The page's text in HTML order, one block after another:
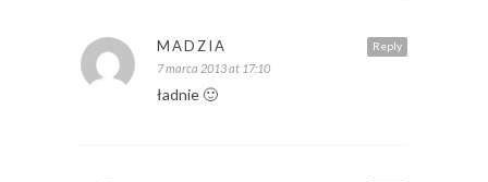
Reply
MADZIA
7 marca 2013 at 17:10
ładnie 🙂